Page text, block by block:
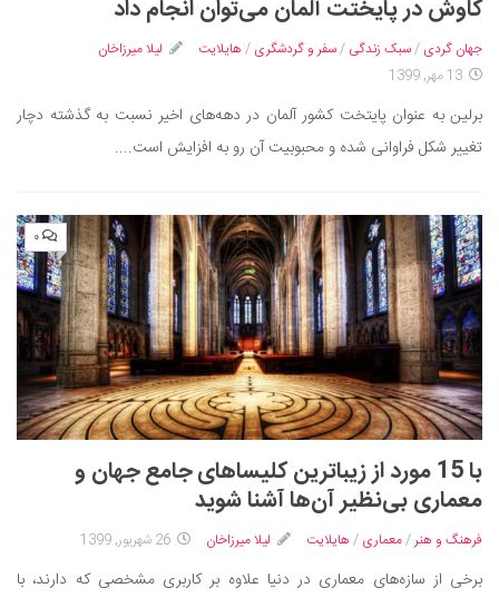
زمین و محیط زیست
خودرو
سرگرمی
دانستنی‌ها
طنز
فال
مسابقه
اخبار
کاوش در پایختت آلمان می‌توان انجام داد
جهان گردی /سبک زندگی /سفر و گردشگری / هایلایت
لیلا میرزاخان
13 مهر, 1399
برلین به عنوان پایتخت کشور آلمان در دهه‌های اخیر نسبت به گذشته دچار
تغییر شکل فراوانی شده و محبوبیت آن رو به افزایش است....
۰
با 15 مورد از زیباترین کلیساهای جامع جهان و
معماری بی‌نظیر آن‌ها آشنا شوید
فرهنگ و هنر/معماری / هایلایت لیلا میرزاخان 26 شهریور, 1399
برخی از سازه‌های معماری در دنیا علاوه بر کاربری مشخصی که دارند، با